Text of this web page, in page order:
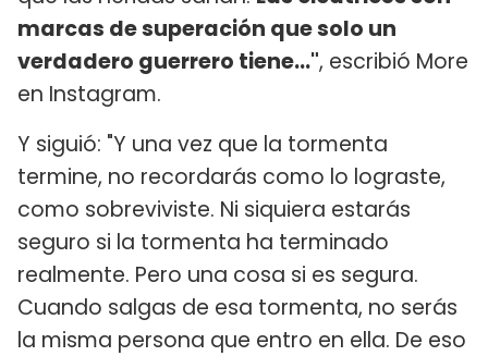
marcas de superación que solo un
verdadero guerrero tiene...", escribió More
en Instagram.
Y siguió: "Y una vez que la tormenta
termine, no recordarás como lo lograste,
como sobreviviste. Ni siquiera estarás
seguro si la tormenta ha terminado
realmente. Pero una cosa si es segura.
Cuando salgas de esa tormenta, no serás
la misma persona que entro en ella. De eso